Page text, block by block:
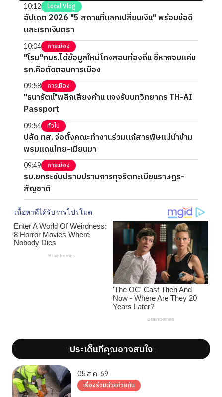
10:12 Local Vlog
อัปเดต 2026 "5 สถานที่แลกเปลี่ยนเงิน" พร้อมข้อดี
และเรทเงินตรา
10:04 การเมือง
"โรม"กมธ.ได้ข้อมูลใหม่โกงสอบท้องถิ่น ชี้หากจบแค่ข
รก.คือตัดตอนการเมือง
09:58 การเมือง
"ธนารัตน์"พลิกเสียงค้าน แจงรับบทวิทยากร TH-AI
Passport
09:54 ทั่วไป
ปลัด ทส. จ่อตั้งคณะทำงานร่วมแก้สารพิษแม่น้ำข้าม
พรมแดนไทย-เมียนมา
09:49 การเมือง
รบ.ยกระดับปราบปรามการทุจริตทะเบียนราษฎร-
สัญชาติ
';ประเด็นที่คุณอาจสนใจ';
05 ส.ค. 69
เรื่องร่วมด้วยช่วยกัน